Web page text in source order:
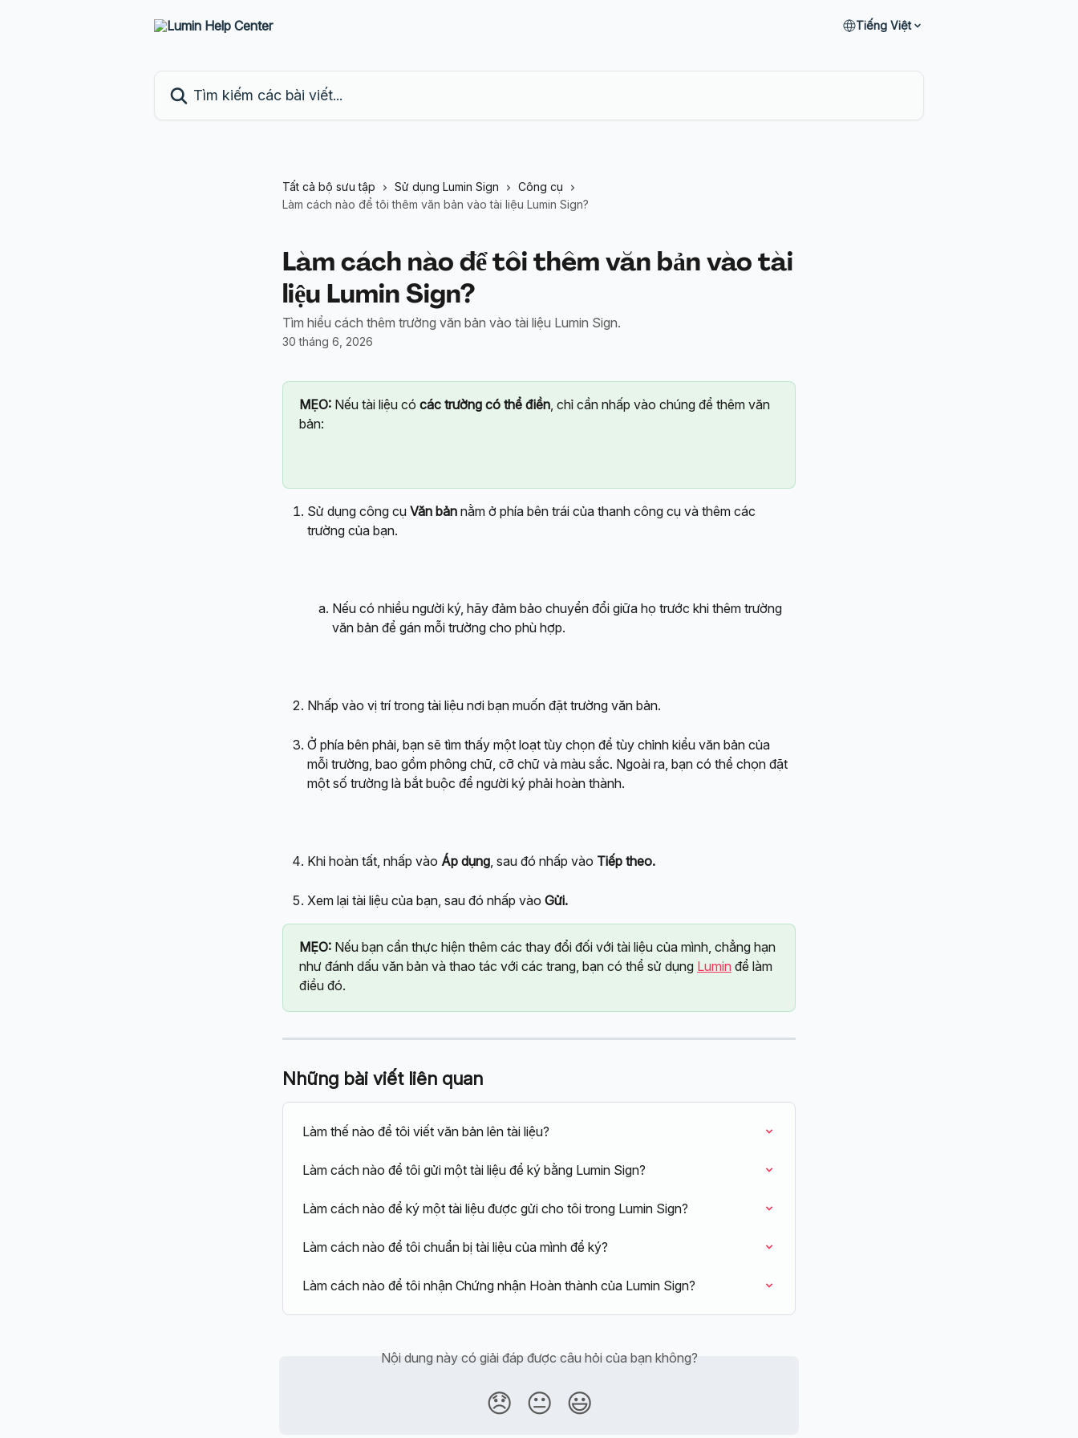
Tiếng Việt
Tất cả bộ sưu tập Sử dụng Lumin Sign
Công cụ
Làm cách nào để tôi thêm văn bản vào tài liệu Lumin Sign?
Làm cách nào để tôi thêm văn bản vào tài
liệu Lumin Sign?
Tìm hiểu cách thêm trường văn bản vào tài liệu Lumin Sign.
30 tháng 6, 2026
MẸO: Nếu tài liệu có các trường có thể điền, chỉ cần nhấp vào chúng để thêm văn
bản:
Sử dụng công cụ Văn bản nằm ở phía bên trái của thanh công cụ và thêm các
trường của bạn.
Nếu có nhiều người ký, hãy đảm bảo chuyển đổi giữa họ trước khi thêm trường
văn bản để gán mỗi trường cho phù hợp.
Nhấp vào vị trí trong tài liệu nơi bạn muốn đặt trường văn bản.
Ở phía bên phải, bạn sẽ tìm thấy một loạt tùy chọn để tùy chỉnh kiểu văn bản của
mỗi trường, bao gồm phông chữ, cỡ chữ và màu sắc. Ngoài ra, bạn có thể chọn đặt
một số trường là bắt buộc để người ký phải hoàn thành.
Khi hoàn tất, nhấp vào Áp dụng, sau đó nhấp vào Tiếp theo.
Xem lại tài liệu của bạn, sau đó nhấp vào Gửi.
MẸO: Nếu bạn cần thực hiện thêm các thay đổi đối với tài liệu của mình, chẳng hạn
như đánh dấu văn bản và thao tác với các trang, bạn có thể sử dụng Lumin để làm
điều đó.
Những bài viết liên quan
Làm thế nào để tôi viết văn bản lên tài liệu?
Làm cách nào để tôi gửi một tài liệu để ký bằng Lumin Sign?
Làm cách nào để ký một tài liệu được gửi cho tôi trong Lumin Sign?
Làm cách nào để tôi chuẩn bị tài liệu của mình để ký?
Làm cách nào để tôi nhận Chứng nhận Hoàn thành của Lumin Sign?
Nội dung này có giải đáp được câu hỏi của bạn không?
😞 😐 😃